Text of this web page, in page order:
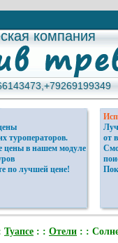
компания
компания
туроператоров.
цены в нашем модуле
по лучшей цене!
от
Туапсе : : Отели : :